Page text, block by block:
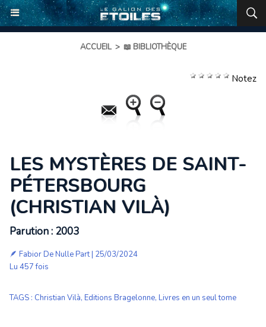
ACCUEIL > 📖 BIBLIOTHÈQUE
Notez
LES MYSTÈRES DE SAINT-
PÉTERSBOURG
(CHRISTIAN VILÀ)
Parution : 2003
🪶 Fabior De Nulle Part| 25/03/2024
Lu 457 fois
TAGS : Christian Vilà, Editions Bragelonne, Livres en un seul tome